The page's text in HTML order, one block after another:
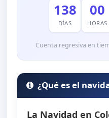
138
DÍAS
00
HORAS
Cuenta regresiva en
¿Qué es el
La Navidad en